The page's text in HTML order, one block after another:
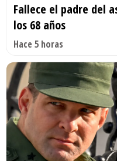
Fallece el padre del
los 68 años
Hace 5 horas